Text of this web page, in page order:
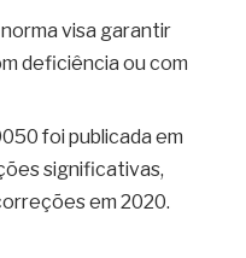
visa garantir
deficiência ou com
foi publicada em
significativas,
em 2020.